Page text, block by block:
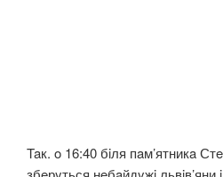
Taк. o 16:40 бiля пaм’ятникa